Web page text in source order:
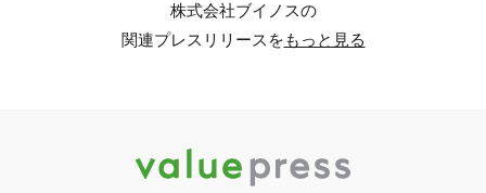
株式会社ブイノスの
関連プレスリリースをもっと見る